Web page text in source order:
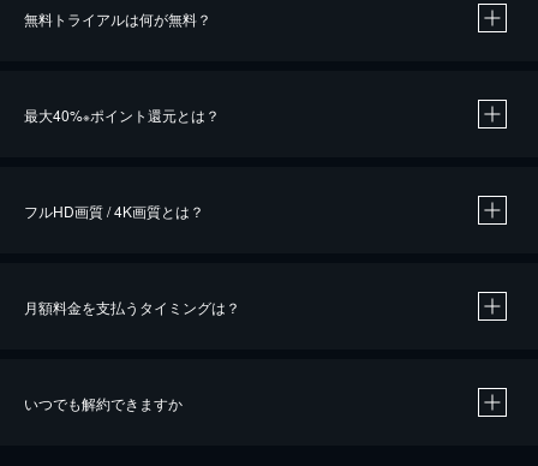
無料トライアルは何が無料？
最大40%※ポイント還元とは？
※40％ポイント還元の対象は、クレジットカード決済による作品の購入 / レンタルです。
フルHD画質 / 4K画質とは？
月額料金を支払うタイミングは？
いつでも解約できますか